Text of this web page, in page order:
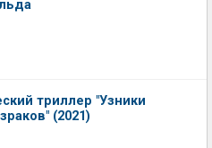
триллер "Узники
(2021)